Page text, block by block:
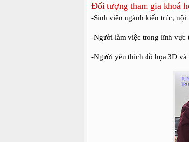
Đối tượng tham gia khoá
-Sinh viên ngành kiến trúc, nội
-Người làm việc trong lĩnh vực
-Người yêu thích đồ họa 3D và